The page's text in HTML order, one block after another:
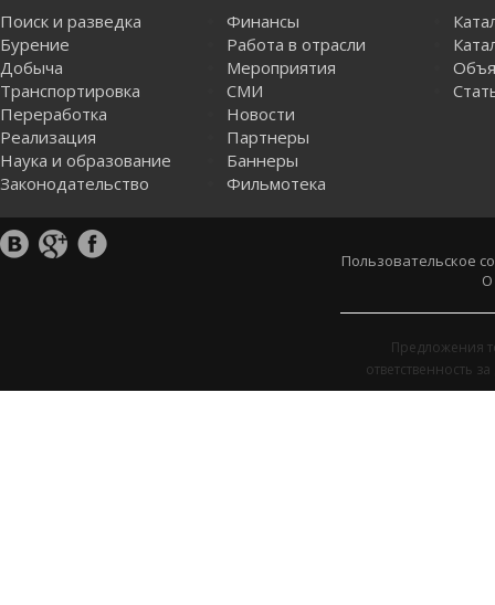
Поиск и разведка
Бурение
Добыча
Транспортировка
Переработка
Реализация
Наука и образование
Законодательство
Финансы
Работа в отрасли
Мероприятия
СМИ
Новости
Партнеры
Баннеры
Фильмотека
Пользовательское
О
Предложения
ответственность